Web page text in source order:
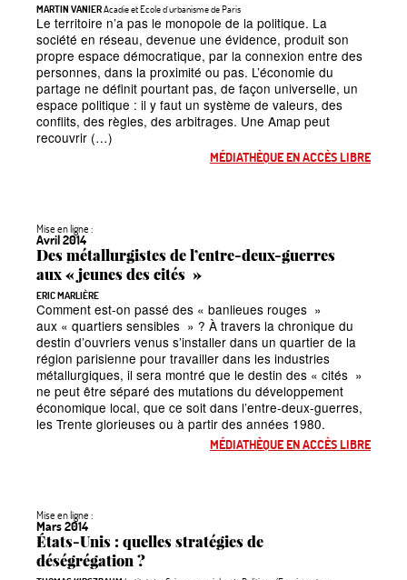
MARTIN VANIERAcadie et Ecole d’urbanisme de Paris
Le territoire n’a pas le monopole de la politique. La
société en réseau, devenue une évidence, produit son
propre espace démocratique, par la connexion entre des
personnes, dans la proximité ou pas. L’économie du
partage ne définit pourtant pas, de façon universelle, un
espace politique : il y faut un système de valeurs, des
conflits, des règles, des arbitrages. Une Amap peut
recouvrir (…)
MÉDIATHÈQUE EN ACCÈS LIBRE
Mise en ligne :
Avril 2014
Des métallurgistes de l’entre-deux-guerres
aux« jeunes des cités »
ERIC MARLIÈRE
Comment est-on passé des « banlieues rouges »
aux « quartiers sensibles » ? À travers la chronique du
destin d’ouvriers venus s’installer dans un quartier de la
région parisienne pour travailler dans les industries
métallurgiques, il sera montré que le destin des « cités »
ne peut être séparé des mutations du développement
économique local, que ce soit dans l’entre-deux-guerres,
les Trente glorieuses ou à partir des années 1980.
MÉDIATHÈQUE EN ACCÈS LIBRE
Mise en ligne :
Mars 2014
États-Unis : quelles stratégies de
déségrégation?